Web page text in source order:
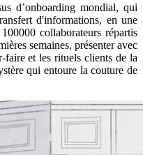
d’onboarding mondial, qui
d'informations, en une
collaborateurs répartis
semaines, présenter avec
faire et les rituels clients de la
qui entoure la couture de